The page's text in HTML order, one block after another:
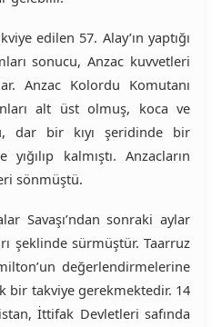
edilen 57. Alay’ın yaptığı
sonucu, Anzac kuvvetleri
Anzac Kolordu Komutanı
alt üst olmuş, koca ve
dar bir kıyı şeridinde bir
kalmıştı. Anzacların
sönmüştü.
Savaşı’ndan sonraki aylar
şeklinde sürmüştür. Taarruz
değerlendirmelerine
bir takviye gerekmektedir. 14
İttifak Devletleri safında